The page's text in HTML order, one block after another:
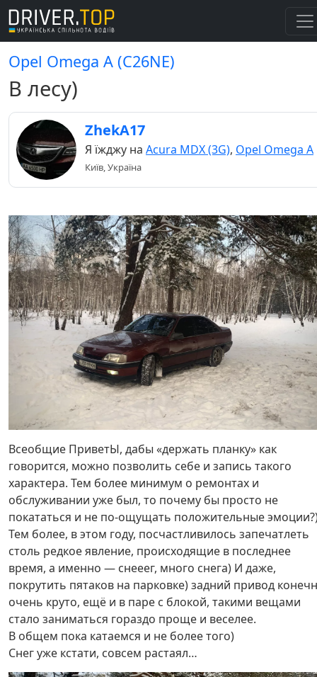
Opel Omega A (C26NE)
В лесу)
ZhekA17
Я їжджу на Acura MDX (3G), Opel Omega A
Київ, Україна
Всеобщие ПриветЫ, дабы «держать планку» как
говорится, можно позволить себе и запись такого
характера. Тем более минимум о ремонтах и
обслуживании уже был, то почему бы просто не
покататься и не по-ощущать положительные
Тем более, в этом году, посчастливилось запечатлеть
столь редкое явление, происходящие в последнее
время, а именно — снееег, много снега) И даже,
покрутить пятаков на парковке) задний привод
очень круто, ещё и в паре с блокой, такими вещами
стало заниматься гораздо проще и веселее.
В общем пока катаемся и не более того)
Снег уже кстати, совсем растаял…